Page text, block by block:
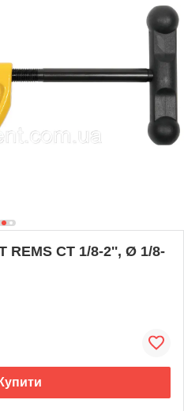
REMS СТ 1/8-2'', Ø 1/8-
Купити